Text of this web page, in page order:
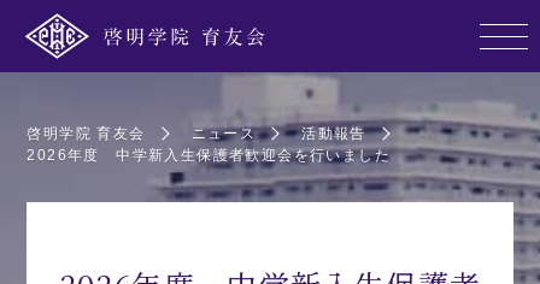
啓明学院 育友会 ニュース
活動報告
2026年度 中学新入生保護者歓迎会を行いました